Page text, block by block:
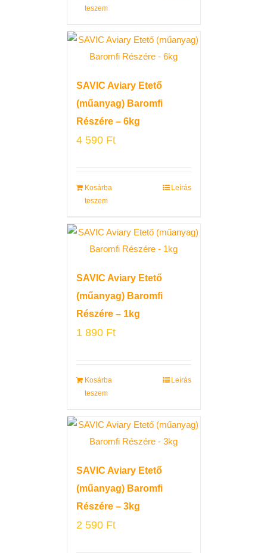
teszem
SAVIC Aviary Etető
(műanyag) Baromfi
Részére – 6kg
4 590 Ft
Kosárba
teszem
Leírás
SAVIC Aviary Etető
(műanyag) Baromfi
Részére – 1kg
1 890 Ft
Kosárba
teszem
Leírás
SAVIC Aviary Etető
(műanyag) Baromfi
Részére – 3kg
2 590 Ft